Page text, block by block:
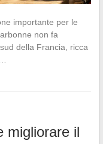
importante per le
non fa
della Francia, ricca
migliorare il